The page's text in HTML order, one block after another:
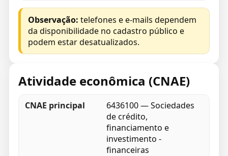
Observação: telefones e e-mails dependem
da disponibilidade no cadastro público e
podem estar desatualizados.
Atividade econômica (CNAE)
CNAE principal
6436100 — Sociedades
de crédito,
financiamento e
investimento -
financeiras